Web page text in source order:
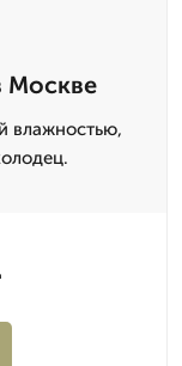
Москве
влажностью,